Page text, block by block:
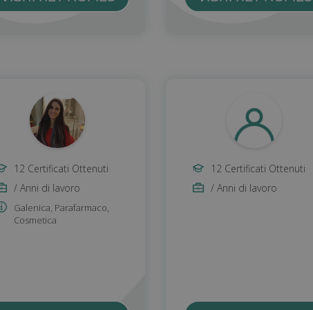
12 Certificati Ottenuti
/ Anni di lavoro
Galenica, Parafarmaco,
Cosmetica
12 Certificati Ottenuti
/ Anni di lavoro